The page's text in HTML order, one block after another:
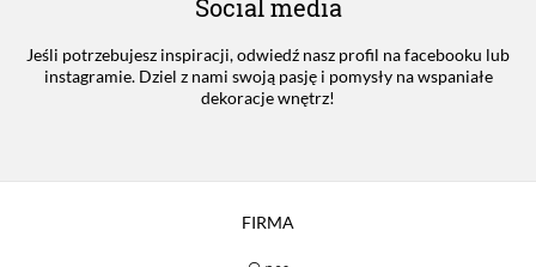
Social media
Jeśli potrzebujesz inspiracji, odwiedź nasz profil na facebooku lub
instagramie. Dziel z nami swoją pasję i pomysły na wspaniałe
dekoracje wnętrz!
FIRMA